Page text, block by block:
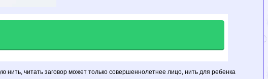
нить, читать заговор может только совершеннолетнее лицо, нить для ребенка